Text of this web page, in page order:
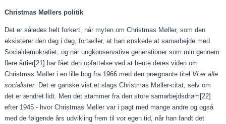
Christmas Møllers politik
Det er således helt forkert, når myten om Christmas Møller, som den
eksisterer den dag i dag, fortæller, at han ønskede at samarbejde med
Socialdemokratiet, og når ungkonservative generationer som min gennem
flere årtier[21] har fået den opfattelse ved at hente deres viden om
Christmas Møller i en lille bog fra 1966 med den prægnante titel Vi er alle
socialister. Det er ganske vist et slags Christmas Møller-citat, selv om
det er ændret lidt. Men det stammer fra den store samarbejdsdrøm[22]
efter 1945 - hvor Christmas Møller var i pagt med mange andre og også
med de følgende års udvikling frem til vor egen tid, når han fandt det